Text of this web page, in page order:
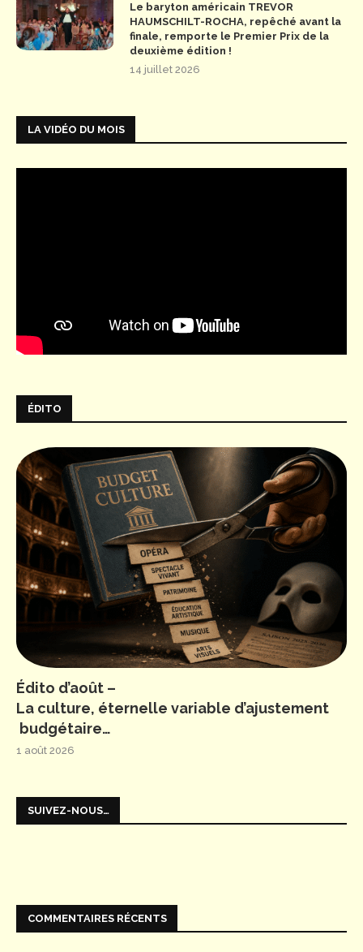
Le baryton américain TREVOR
HAUMSCHILT-ROCHA, repêché avant la
finale, remporte le Premier Prix de la
deuxième édition !
14 juillet 2026
LA VIDÉO DU MOIS
ÉDITO
Édito d’août –
La culture, éternelle variable d’ajustement
budgétaire…
1 août 2026
SUIVEZ-NOUS…
COMMENTAIRES RÉCENTS